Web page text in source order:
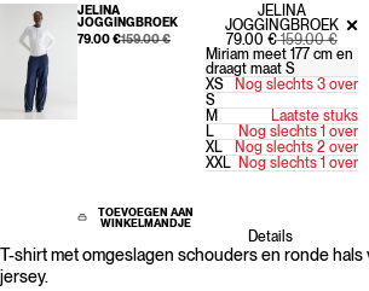
JELINA
JOGGINGBROEK
VERKOOPPRIJS
79.00 €NORMALE PRIJS
159.00 €
TOEVOEGEN AAN
WINKELMANDJE
JELINA
JOGGINGBROEK
VERKOOPPRIJS
79.00 €NORMALE
159.00 €
Miriam meet 177 cm en
draagt maat S
XS
Nog slechts 3 over
S
M
Laatste stuks
L
Nog slechts 1 over
XL
Nog slechts 2 over
XXL Nog slechts 1 over
Details
T-shirt met omgeslagen schouders en ronde hals
jersey.